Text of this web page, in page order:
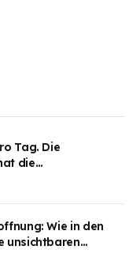
Tag. Die
die
erregt.
Wie in den
unsichtbaren